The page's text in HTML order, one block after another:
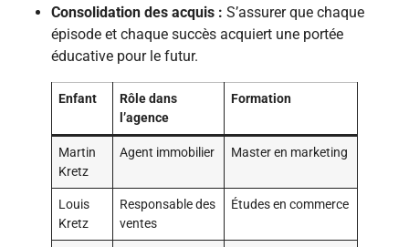
Consolidation des acquis : S’assurer que chaque
épisode et chaque succès acquiert une portée
éducative pour le futur.
Enfant
Rôle dans
l’agence
Formation
Martin
Kretz
Agent immobilier Master en marketing
Louis
Kretz
Responsable des
ventes
Études en commerce